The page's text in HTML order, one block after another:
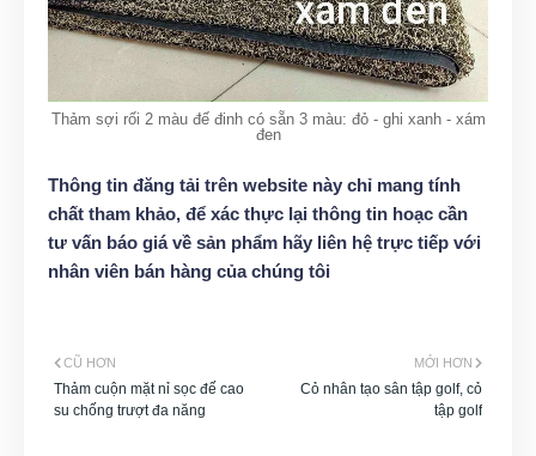
Thảm sợi rối 2 màu đế đinh có sẵn 3 màu: đỏ - ghi xanh - xám
đen
Thông tin đăng tải trên website này chỉ mang tính
chất tham khảo, để xác thực lại thông tin hoạc cần
tư vấn báo giá về sản phẩm hãy liên hệ trực tiếp với
nhân viên bán hàng của chúng tôi
MỚI HƠN
Cỏ nhân tạo sân tập golf, cỏ
tập golf
CŨ HƠN
Thảm cuộn mặt nỉ sọc đế cao
su chống trượt đa năng